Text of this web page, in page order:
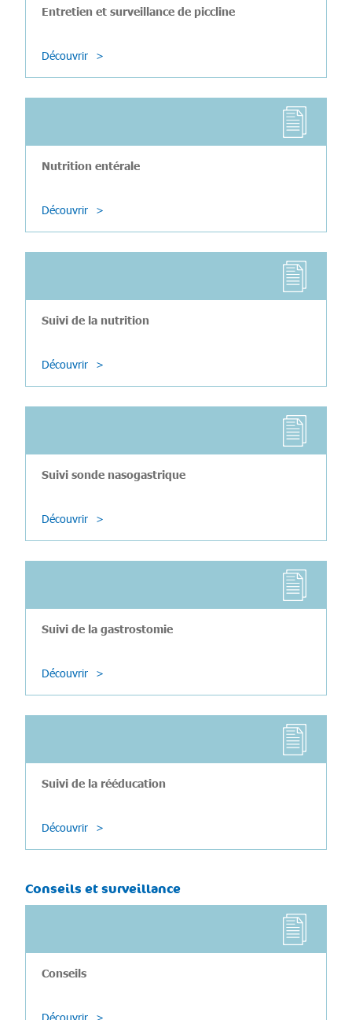
Entretien et surveillance de piccline
Découvrir
Nutrition entérale
Découvrir
Suivi de la nutrition
Découvrir
Suivi sonde nasogastrique
Découvrir
Suivi de la gastrostomie
Découvrir
Suivi de la rééducation
Découvrir
Conseils et surveillance
Conseils
Découvrir